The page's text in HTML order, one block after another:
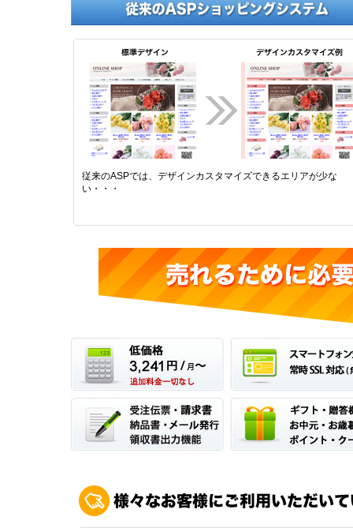
従来のASPでは、デザインカスタマイズできるエリアが少な
い・・・